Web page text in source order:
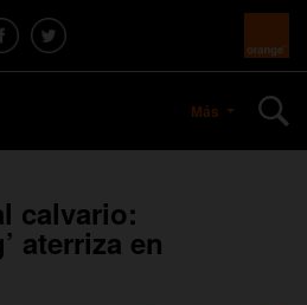
Más
calvario:
aterriza en